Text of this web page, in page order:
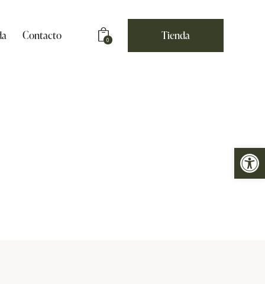
Abrir barra de herramientas
Contacto 0 Tienda